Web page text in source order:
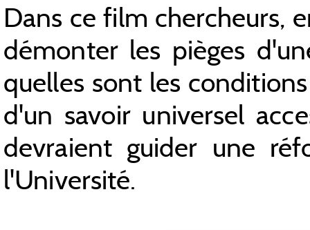
Dans ce film chercheurs,
démonter les pièges
quelles sont les
d'un savoir universel
devraient guider une
l'Université.